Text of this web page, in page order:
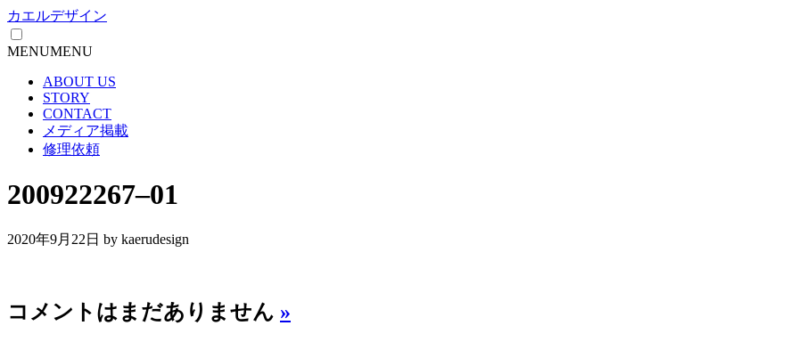
カエルデザイン
MENUMENU
ABOUT US
STORY
CONTACT
メディア掲載
修理依頼
200922267–01
2020年9月22日 by kaerudesign
コメントはまだありません »